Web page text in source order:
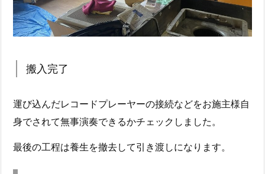
搬入完了
運び込んだレコードプレーヤーの接続などをお施主様自
身でされて無事演奏できるかチェックしました。
最後の工程は養生を撤去して引き渡しになります。